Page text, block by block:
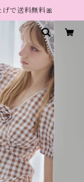
で送料無料🎀